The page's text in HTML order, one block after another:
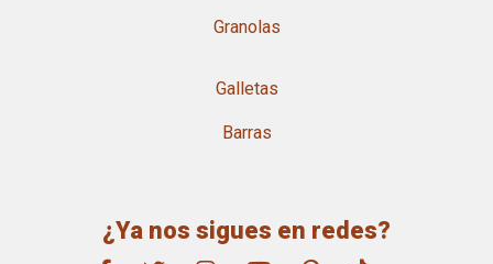
Granolas
Galletas
Barras
¿Ya nos sigues en redes?